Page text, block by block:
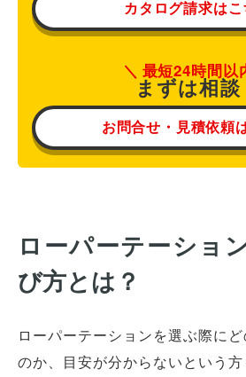
カタログ請求はこ
最短24時間以
まずは相談
お問合せ・見積依頼
ローパーテーショ
び方とは？
ローパーテーションを選ぶ際に
のか、目安が分からないという